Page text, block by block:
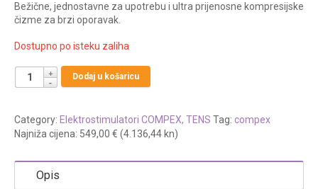
Bežične, jednostavne za upotrebu i ultra prijenosne kompresijske
čizme za brzi oporavak.
Dostupno po isteku zaliha
Dodaj u košaricu
Category: Elektrostimulatori COMPEX, TENS Tag: compex
Najniža cijena: 549,00 € (4.136,44 kn)
Opis